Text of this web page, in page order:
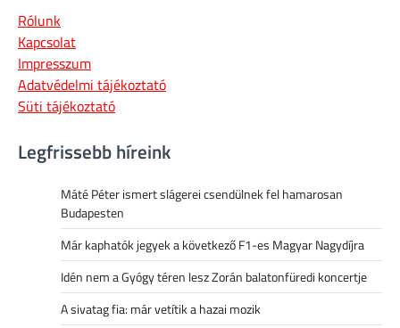
Rólunk
Kapcsolat
Impresszum
Adatvédelmi tájékoztató
Süti tájékoztató
Legfrissebb híreink
Máté Péter ismert slágerei csendülnek fel hamarosan
Budapesten
Már kaphatók jegyek a következő F1-es Magyar Nagydíjra
Idén nem a Gyógy téren lesz Zorán balatonfüredi koncertje
A sivatag fia: már vetítik a hazai mozik